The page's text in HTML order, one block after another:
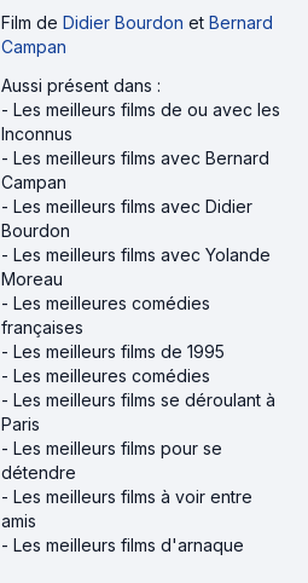
Film de Didier Bourdon et Bernard
Campan
Aussi présent dans :
- Les meilleurs films de ou avec les
Inconnus
- Les meilleurs films avec Bernard
Campan
- Les meilleurs films avec Didier
Bourdon
- Les meilleurs films avec Yolande
Moreau
- Les meilleures comédies
françaises
- Les meilleurs films de 1995
- Les meilleures comédies
- Les meilleurs films se déroulant à
Paris
- Les meilleurs films pour se
détendre
- Les meilleurs films à voir entre
amis
- Les meilleurs films d'arnaque